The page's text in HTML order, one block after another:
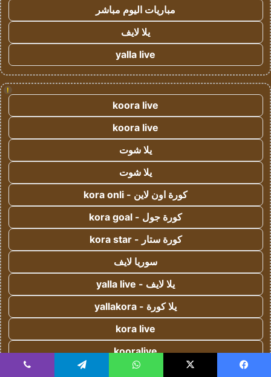
مباريات اليوم مباشر
يلا لايف
yalla live
!
koora live
koora live
يلا شوت
يلا شوت
كورة اون لاين - kora onli
كورة جول - kora goal
كورة ستار - kora star
سوريا لايف
يلا لايف - yalla live
يلا كورة - yallakora
kora live
kooralive